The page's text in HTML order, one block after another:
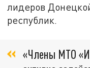
лидеров
республик.
«Члены МТО